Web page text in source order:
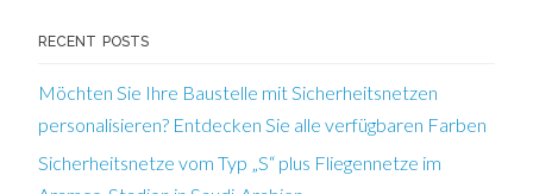
RECENT POSTS
Möchten Sie Ihre Baustelle mit Sicherheitsnetzen
personalisieren? Entdecken Sie alle verfügbaren Farben
Sicherheitsnetze vom Typ „S“ plus Fliegennetze im